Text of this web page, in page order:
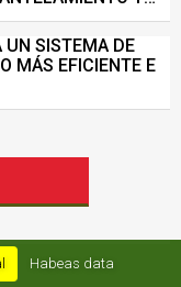
DEL
MASIVO
UN SISTEMA DE
MÁS EFICIENTE E
Habeas data